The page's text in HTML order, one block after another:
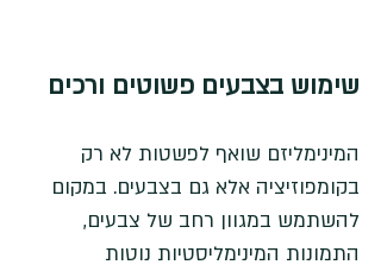
שימוש בצבעים פשוטים ורכים
המינימליזם שואף לפשטות לא רק
בקומפוזיציה אלא גם בצבעים. במקום
להשתמש במגוון רחב של צבעים,
התמונות המינימליסטיות נוטות